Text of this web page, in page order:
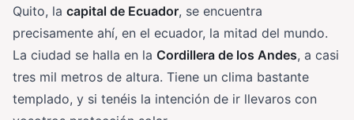
Quito, la capital de Ecuador, se encuentra
precisamente ahí, en el ecuador, la mitad del mundo.
La ciudad se halla en la Cordillera de los Andes, a casi
tres mil metros de altura. Tiene un clima bastante
templado, y si tenéis la intención de ir llevaros con